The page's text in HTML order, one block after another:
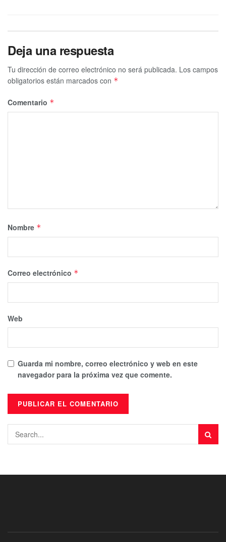
Deja una respuesta
Tu dirección de correo electrónico no será publicada. Los campos
obligatorios están marcados con *
Comentario *
Nombre *
Correo electrónico *
Web
Guarda mi nombre, correo electrónico y web en este
navegador para la próxima vez que comente.